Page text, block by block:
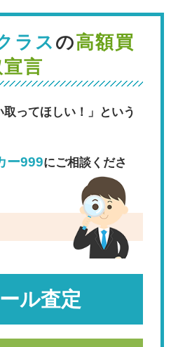
ラス の高額買
言
取ってほしい！」という
ー999にご相談くださ
ル査定